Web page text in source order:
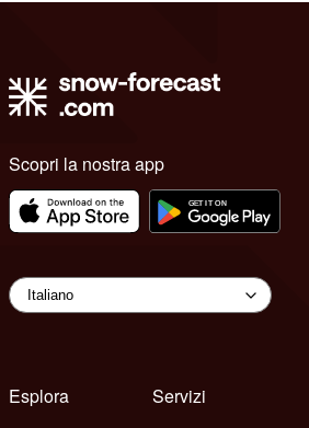
Scopri la nostra app
Esplora
Servizi